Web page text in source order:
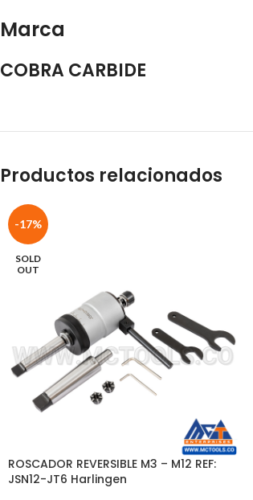
Marca
COBRA CARBIDE
Productos relacionados
-17%
SOLD
OUT
ROSCADOR REVERSIBLE M3 – M12 REF:
JSN12-JT6 Harlingen